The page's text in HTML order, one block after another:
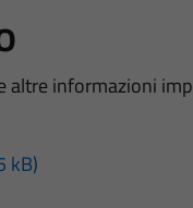
altre informazioni
kB)